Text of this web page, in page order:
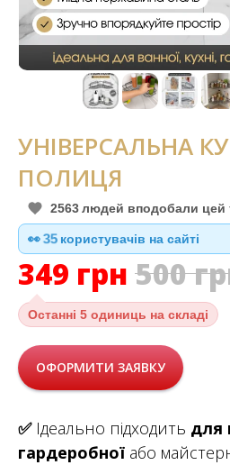
УНІВЕРСАЛЬНА
ПОЛИЦЯ
2563 людей вподобали цей
👀35 користувачів на сайті
349 грн 500
Останні 5 одиниць на складі
ОФОРМИТИ ЗАЯВКУ
✅Ідеально підходить для
гардеробної або